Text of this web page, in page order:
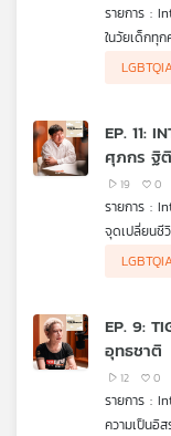
แผนที่
วิทยุ
รายการ :
ในวัยเด็กทุ
ต้องใช้เวล
เล่าเส้นท
เหตุการณ์จ
Rainbow เ
EP. 11:
ศุภกร ฐิ
19 0
รายการ :
จุดเปลี่ยนชี
ครองใจนั
น่าจดจำ เบื้
แสดงที่ไม่มี
สายงานแต่
the
EP. 9:
อุทธชาติ
12 0
รายการ :
ความเป็นอิ